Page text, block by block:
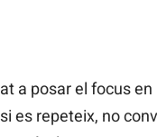
a posar el focus
es repeteix, no